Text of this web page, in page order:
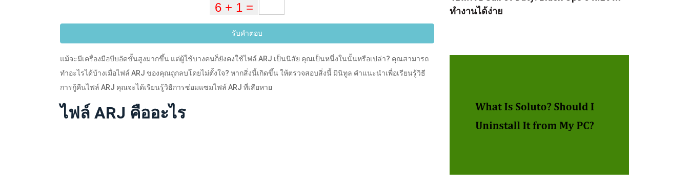
รับคำตอบ
แม้จะมีเครื่องมือบีบอัดขั้นสูงมากขึ้น แต่ผู้ใช้บางคนก็ยังคงใช้ไฟล์ ARJ เป็นนิสัย คุณเป็นหนึ่งในนั้นหรือเปล่า? คุณสามารถ
ทำอะไรได้บ้างเมื่อไฟล์ ARJ ของคุณถูกลบโดยไม่ตั้งใจ? หากสิ่งนี้เกิดขึ้น ให้ตรวจสอบสิ่งนี้ มินิทูล คำแนะนำเพื่อเรียนรู้วิธี
การกู้คืนไฟล์ ARJ คุณจะได้เรียนรู้วิธีการซ่อมแซมไฟล์ ARJ ที่เสียหาย
ไฟล์ ARJ คืออะไร
ทำงานได้ง่าย